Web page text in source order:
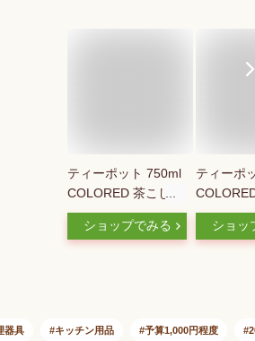
ティーポット 750ml
COLORED 茶こし付
き ガラス製 急須 （
紅茶ポット ストレー
フル お茶用品 ティ
ショップでみる
ティーポ
き ガラス
紅茶ポッ
フル お茶
ショッ
器具 キッチン用品 予算1,000円程度